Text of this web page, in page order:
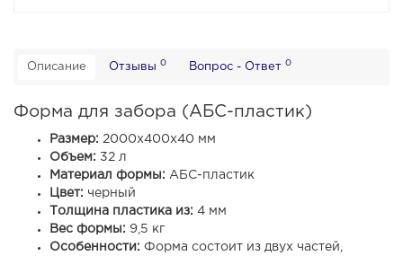
Описание Отзывы 0 Вопрос - Ответ 0
Форма для забора (АБС-пластик)
Размер: 2000х400х40 мм
Объем: 32 л
Материал формы: АБС-пластик
Цвет: черный
Толщина пластика из: 4 мм
Вес формы: 9,5 кг
Особенности: Форма состоит из двух частей,